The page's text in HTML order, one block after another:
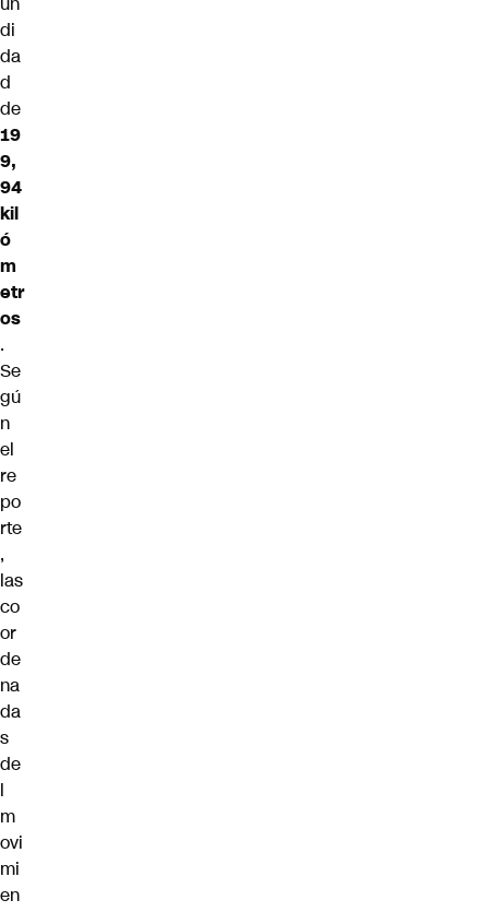
di
da
d
de
19
9,
94
kil
ó
m
etr
os
.
Se
gú
n
el
re
po
rte
,
las
co
or
de
na
da
s
de
l
m
ovi
mi
en